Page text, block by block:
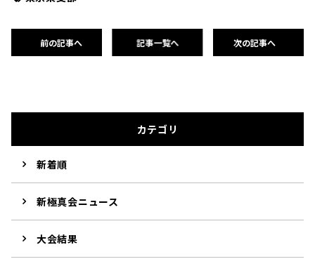
前の記事へ 記事一覧へ 次の記事へ
カテゴリ
新着順
新極真会ニュース
大会結果